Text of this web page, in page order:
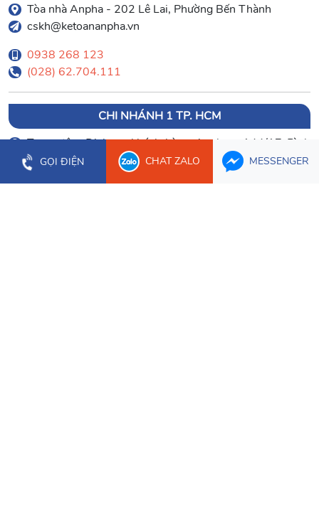
Tòa nhà Anpha - 202 Lê Lai, Phường Bến Thành
cskh@ketoananpha.vn
0938 268 123
(028) 62.704.111
CHI NHÁNH 1 TP. HCM
Trung tâm Dịch vụ khách hàng Anpha - 144/17 Bình
Lợi, Phường Bình Lợi Trung
GỌI ĐIỆN CHAT ZALO MESSENGER